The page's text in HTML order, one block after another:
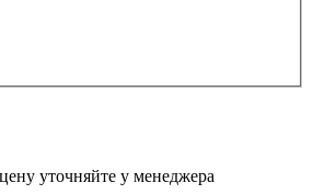
уточняйте у менеджера